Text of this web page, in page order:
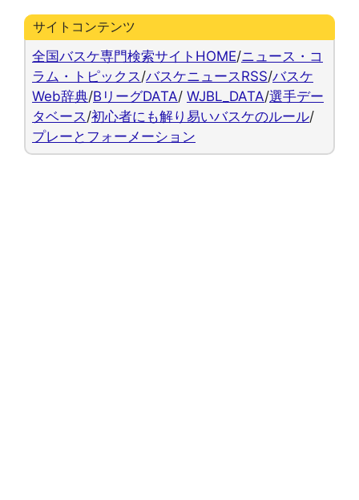
サイトコンテンツ
全国バスケ専門検索サイトHOME/ニュース・コ
ラム・トピックス /バスケニュースRSS/バスケ
Web辞典/BリーグDATA/ WJBL_DATA/選手デー
タベース /初心者にも解り易いバスケのルール/
プレーとフォーメーション